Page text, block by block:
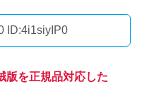
ID:4i1siyIP0
版を正規品対応した